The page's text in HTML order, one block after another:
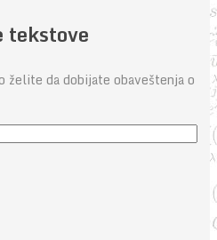
tekstove
želite da dobijate obaveštenja o